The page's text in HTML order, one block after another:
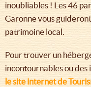
inoubliables ! Les 46
Garonne vous
patrimoine local.
Pour trouver un
incontournables ou des
le site internet de